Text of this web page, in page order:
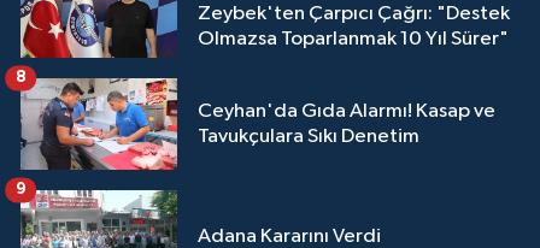
Zeybek'ten Çarpıcı Çağrı: "Destek
Olmazsa Toparlanmak 10 Yıl Sürer"
Ceyhan'da Gıda Alarmı! Kasap ve
Tavukçulara Sıkı Denetim
8
Adana Kararını Verdi
9